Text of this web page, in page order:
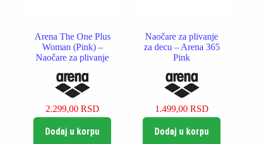
Arena The One Plus
Woman (Pink) –
Naočare za plivanje
2.299,00 RSD
Dodaj u korpu
Naočare za plivanje
za decu – Arena 365
Pink
1.499,00 RSD
Dodaj u korpu